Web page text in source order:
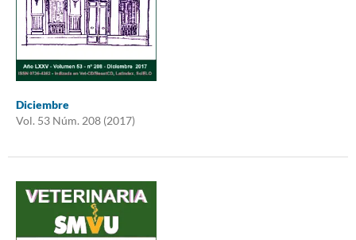
Diciembre
Vol. 53 Núm. 208 (2017)